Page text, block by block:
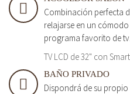
Combinación perfecta
relajarse en un
programa favorito de tv.
TV LCD de 32" con Smart
BAÑO PRIVADO
Dispondrá de su